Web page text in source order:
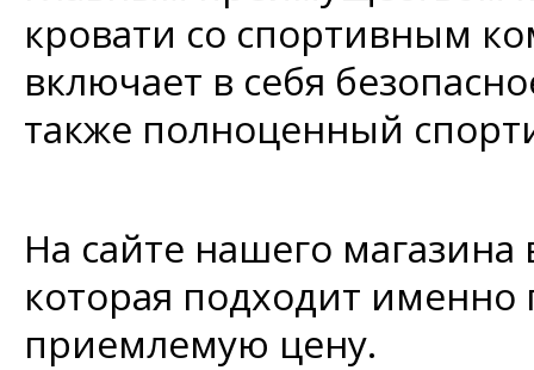
кровати со спортивным
включает в себя
также полноценный
На сайте нашего
которая подходит
приемлемую цену.